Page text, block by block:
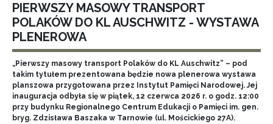
PIERWSZY MASOWY TRANSPORT
POLAKÓW DO KL AUSCHWITZ - WYSTAWA
PLENEROWA
„Pierwszy masowy transport Polaków do KL Auschwitz” – pod
takim tytułem prezentowana będzie nowa plenerowa wystawa
planszowa przygotowana przez Instytut Pamięci Narodowej. Jej
inauguracja odbyła się w piątek, 12 czerwca 2026 r. o godz. 12:00
przy budynku Regionalnego Centrum Edukacji o Pamięci im. gen.
bryg. Zdzisława Baszaka w Tarnowie (ul. Mościckiego 27A).